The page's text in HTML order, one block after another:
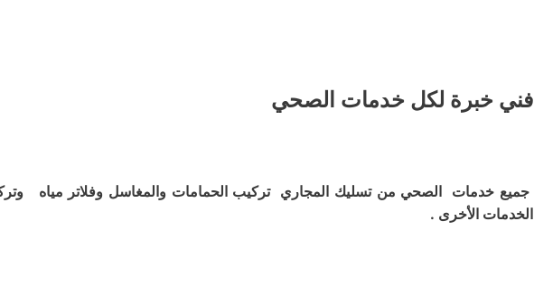
فني خبرة لكل خدمات الصحي
جميع خدمات الصحي من تسليك المجاري تركيب الحمامات والمغاسل وفلاتر مياه
الخدمات الأخرى .